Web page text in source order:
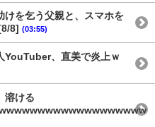
けを乞う父親と、スマホを
8] (03:55)
YouTuber、直美で炎上ｗ
溶ける